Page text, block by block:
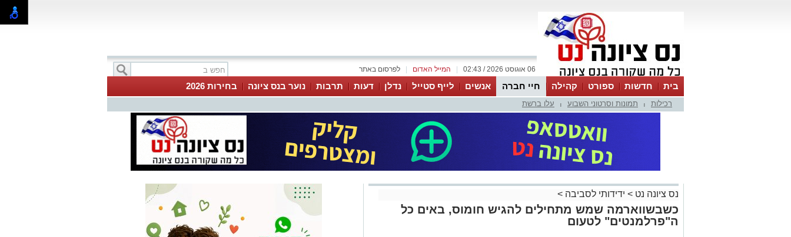
לפרסום באתר המייל האדום 06 אוגוסט 2026 / 02:43
בית חדשות ספורט קהילה חיי חברה אנשים לייף סטייל נדלן דעות תרבות נוער בנס ציונה בחירות 2026
רכילות תמונות וסרטוני השבוע עלו ברשת
נס ציונה נט > ידידותי לסביבה >
כשבשווארמה שמש מתחילים להגיש חומוס, באים כל
ה"פרלמנטים" לטעום